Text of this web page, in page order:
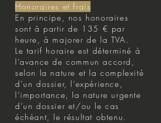
Honoraires et frais
En principe, nos honoraires
sont à partir de 135 € par
heure, à majorer de la TVA.
Le tarif horaire est déterminé à
l’avance de commun accord,
selon la nature et la complexité
d’un dossier, l’expérience,
l’importance, la nature urgente
d’un dossier et/ou le cas
échéant, le résultat obtenu.